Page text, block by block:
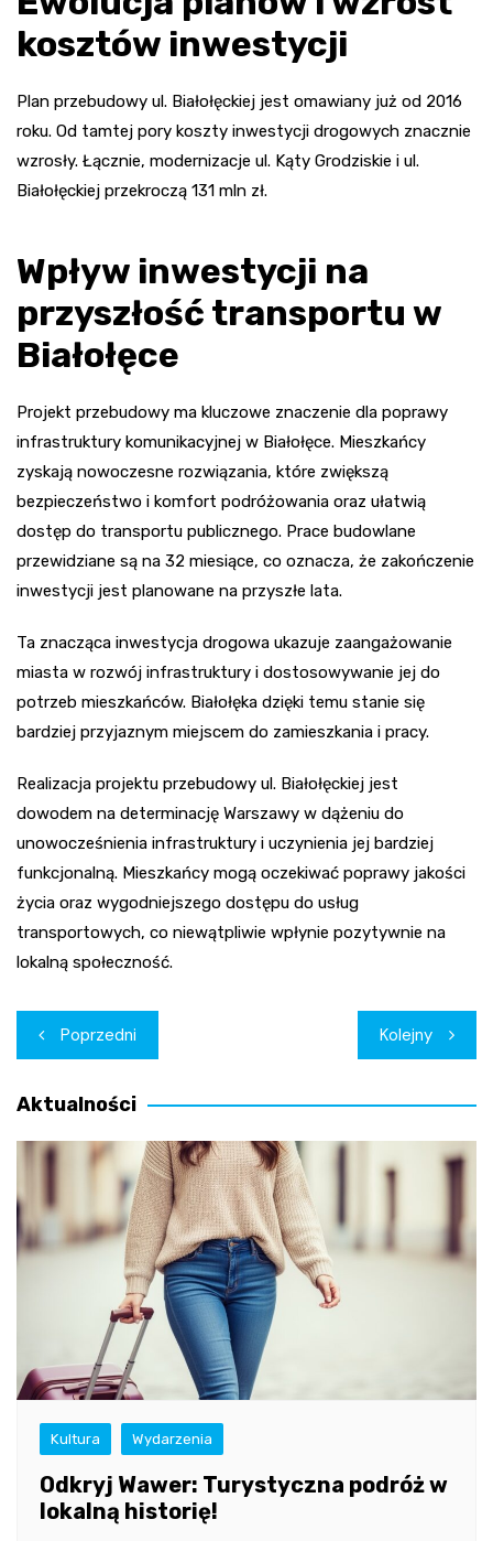
kosztów inwestycji
Plan przebudowy ul. Białołęckiej jest omawiany już od 2016
roku. Od tamtej pory koszty inwestycji drogowych znacznie
wzrosły. Łącznie, modernizacje ul. Kąty Grodziskie i ul.
Białołęckiej przekroczą 131 mln zł.
Wpływ inwestycji na
przyszłość transportu w
Białołęce
Projekt przebudowy ma kluczowe znaczenie dla poprawy
infrastruktury komunikacyjnej w Białołęce. Mieszkańcy
zyskają nowoczesne rozwiązania, które zwiększą
bezpieczeństwo i komfort podróżowania oraz ułatwią
dostęp do transportu publicznego. Prace budowlane
przewidziane są na 32 miesiące, co oznacza, że zakończenie
inwestycji jest planowane na przyszłe lata.
Ta znacząca inwestycja drogowa ukazuje zaangażowanie
miasta w rozwój infrastruktury i dostosowywanie jej do
potrzeb mieszkańców. Białołęka dzięki temu stanie się
bardziej przyjaznym miejscem do zamieszkania i pracy.
Realizacja projektu przebudowy ul. Białołęckiej jest
dowodem na determinację Warszawy w dążeniu do
unowocześnienia infrastruktury i uczynienia jej bardziej
funkcjonalną. Mieszkańcy mogą oczekiwać poprawy jakości
życia oraz wygodniejszego dostępu do usług
transportowych, co niewątpliwie wpłynie pozytywnie na
lokalną społeczność.
Nawigacja
wpisu
Poprzedni Kolejny
Aktualności
Kultura Wydarzenia
Odkryj Wawer: Turystyczna podróż w
lokalną historię!